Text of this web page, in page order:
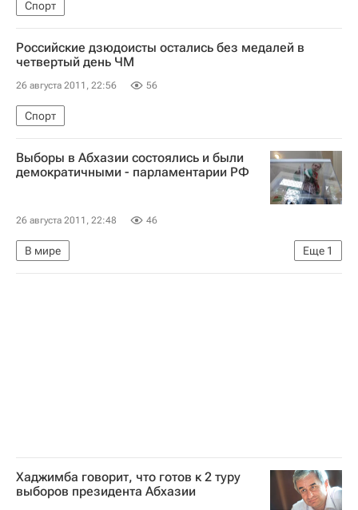
Спорт
Российские дзюдоисты остались без медалей в
четвертый день ЧМ
26 августа 2011, 22:56 56
Спорт
Выборы в Абхазии состоялись и были
демократичными - парламентарии РФ
26 августа 2011, 22:48 46
Еще 1
В мире
Президентские выборы в Абхазии в 2011 году
Хаджимба говорит, что готов к 2 туру
выборов президента Абхазии